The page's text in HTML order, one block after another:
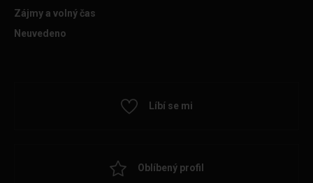
Zájmy a volný čas
Neuvedeno
Líbí se mi
Oblíbený profil